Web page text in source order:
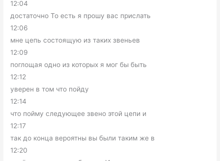
12:04
достаточно То есть я прошу вас прислать
12:06
мне цепь состоящую из таких звеньев
12:09
поглощая одно из которых я мог бы быть
12:12
уверен в том что пойду
12:14
что пойму следующее звено этой цепи и
12:17
так до конца вероятны вы были таким же в
12:20